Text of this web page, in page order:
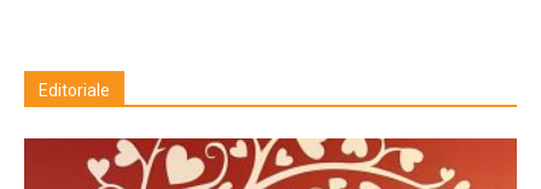
Editoriale